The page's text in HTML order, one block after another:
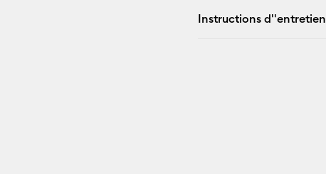
Instructions d''entretien